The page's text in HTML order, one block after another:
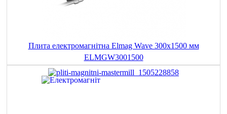
Плита електромагнітна Elmag Wave 300x1500 мм
ELMGW3001500